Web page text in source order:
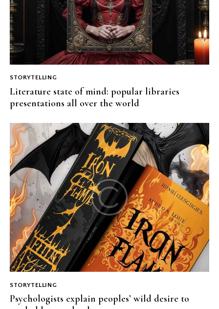
STORYTELLING
Literature state of mind: popular libraries
presentations all over the world
STORYTELLING
Psychologists explain peoples’ wild desire to